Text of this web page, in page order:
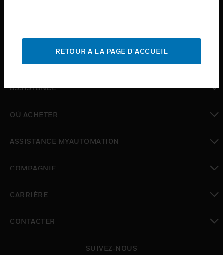
INDUSTRIES
ASSISTANCE
OÙ ACHETER
ASSISTANCE MYAUTOMATION
COMPAGNIE
CARRIÈRE
CONTACTER
SUIVEZ-NOUS
RETOUR À LA PAGE D'ACCUEIL